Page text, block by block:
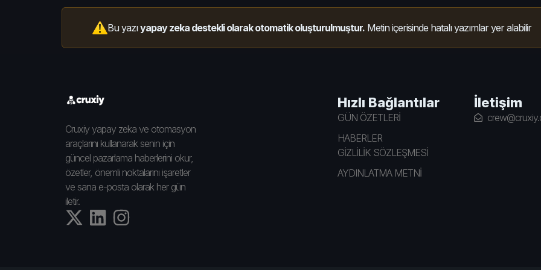
Bu yazıyapay zeka destekli olarak otomatik oluşturulmuştur. Metin içerisinde hatalı yazımlar yer alabilir
Cruxiy yapay zeka ve otomasyon
araçlarını kullanarak senin için
güncel pazarlama haberlerini okur,
özetler, önemli noktalarını işaretler
ve sana e-posta olarak her gün
iletir.
Hızlı Bağlantılar
GÜN ÖZETLERİ
HABERLER
GİZLİLİK SÖZLEŞMESİ
AYDINLATMA METNİ
İletişim